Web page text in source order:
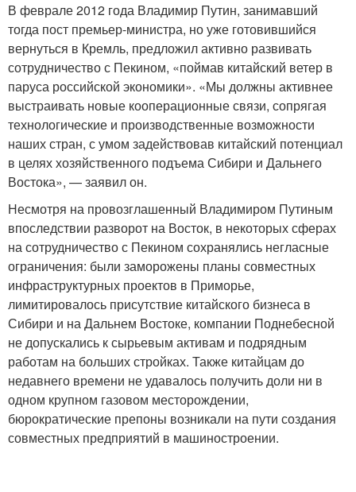
В феврале 2012 года Владимир Путин, занимавший
тогда пост премьер-министра, но уже готовившийся
вернуться в Кремль, предложил активно развивать
сотрудничество с Пекином, «поймав китайский ветер в
паруса российской экономики». «Мы должны активнее
выстраивать новые кооперационные связи, сопрягая
технологические и производственные возможности
наших стран, с умом задействовав китайский потенциал
в целях хозяйственного подъема Сибири и Дальнего
Востока», — заявил он.
Несмотря на провозглашенный Владимиром Путиным
впоследствии разворот на Восток, в некоторых сферах
на сотрудничество с Пекином сохранялись негласные
ограничения: были заморожены планы совместных
инфраструктурных проектов в Приморье,
лимитировалось присутствие китайского бизнеса в
Сибири и на Дальнем Востоке, компании Поднебесной
не допускались к сырьевым активам и подрядным
работам на больших стройках. Также китайцам до
недавнего времени не удавалось получить доли ни в
одном крупном газовом месторождении,
бюрократические препоны возникали на пути создания
совместных предприятий в машиностроении.